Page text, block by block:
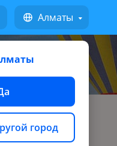
Алматы
город
на WhatsApp